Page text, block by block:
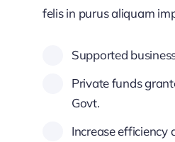
felis in purus aliquam
Supported
Private funds
Govt.
Increase efficiency